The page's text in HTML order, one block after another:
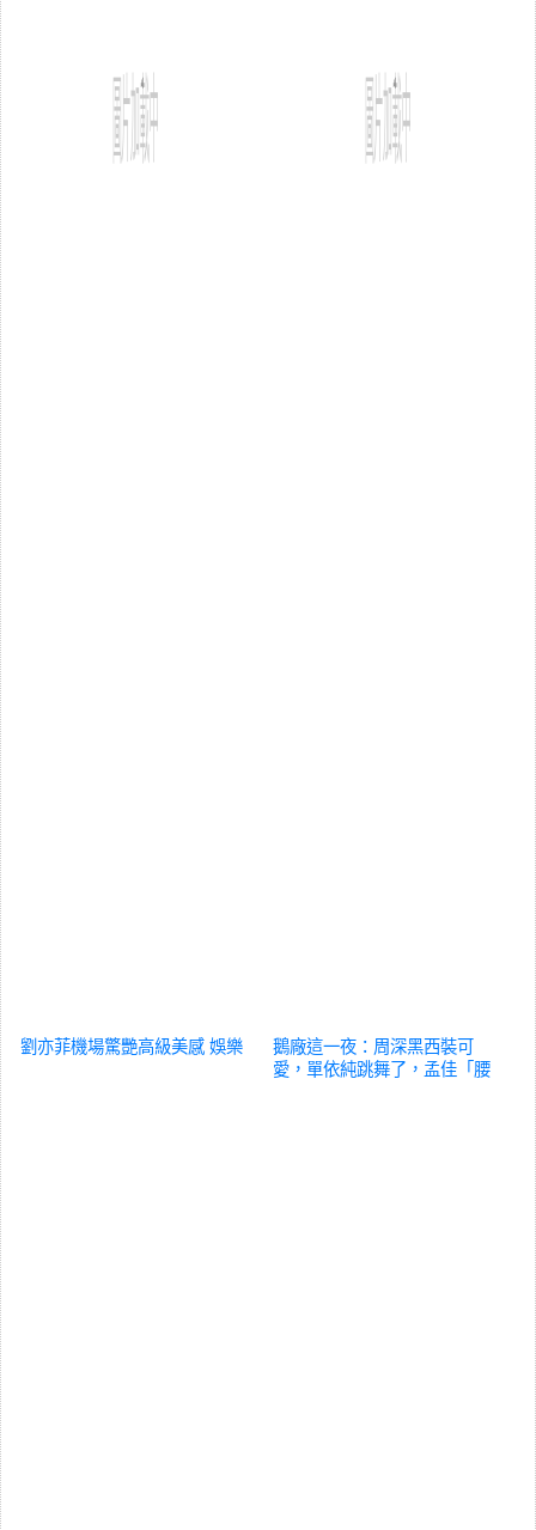
劉亦菲機場驚艷高級美感 娛樂
鵝廠這一夜：周深黑西裝可
愛，單依純跳舞了，孟佳「腰